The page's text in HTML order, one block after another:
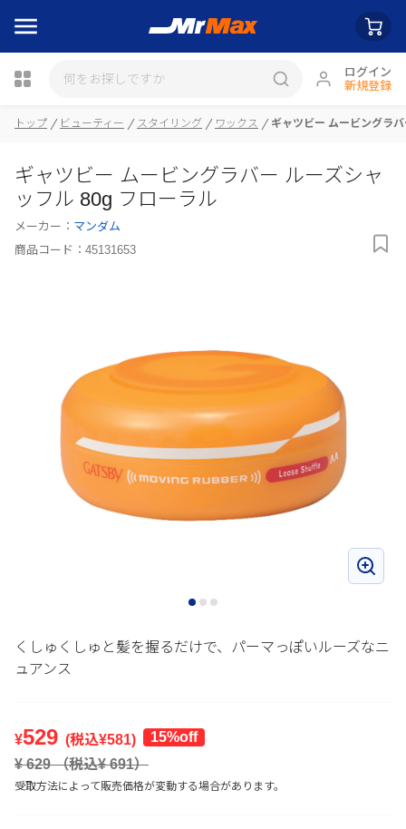
ログイン
新規登録
瓶詰
トップ ビューティー スタイリング ワックス ギャツビー ムービングラ
ギャツビー ムービングラバー ルーズシャ
ッフル 80g フローラル
メーカー： マンダム
商品コード： 45131653
くしゅくしゅと髪を握るだけで、パーマっぽいルーズなニ
ュアンス
¥529 (税込¥581)
15%off
¥ 629（税込¥691）
受取方法によって販売価格が変動する場合があります。